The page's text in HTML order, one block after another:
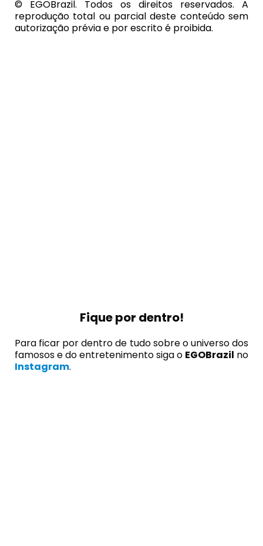
© EGOBrazil. Todos os direitos reservados. A
reprodução total ou parcial deste conteúdo sem
autorização prévia e por escrito é proibida.
Fique por dentro!
Para ficar por dentro de tudo sobre o universo dos
famosos e do entretenimento siga o EGOBrazil no
Instagram.